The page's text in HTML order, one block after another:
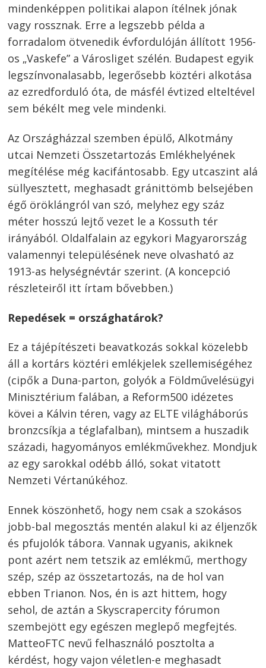
mindenképpen politikai alapon ítélnek jónak
vagy rossznak. Erre a legszebb példa a
forradalom ötvenedik évfordulóján állított 1956-
os „Vaskefe” a Városliget szélén. Budapest egyik
legszínvonalasabb, legerősebb köztéri alkotása
az ezredforduló óta, de másfél évtized elteltével
sem békélt meg vele mindenki.
Az Országházzal szemben épülő, Alkotmány
utcai Nemzeti Összetartozás Emlékhelyének
megítélése még kacifántosabb. Egy utcaszint alá
süllyesztett, meghasadt gránittömb belsejében
égő öröklángról van szó, melyhez egy száz
méter hosszú lejtő vezet le a Kossuth tér
irányából. Oldalfalain az egykori Magyarország
valamennyi településének neve olvasható az
1913-as helységnévtár szerint. (A koncepció
részleteiről itt írtam bővebben.)
Repedések = országhatárok?
Ez a tájépítészeti beavatkozás sokkal közelebb
áll a kortárs köztéri emlékjelek szellemiségéhez
(cipők a Duna-parton, golyók a Földművelésügyi
Minisztérium falában, a Reform500 idézetes
kövei a Kálvin téren, vagy az ELTE világháborús
bronzcsíkja a téglafalban), mintsem a huszadik
századi, hagyományos emlékművekhez. Mondjuk
az egy sarokkal odébb álló, sokat vitatott
Nemzeti Vértanúkéhoz.
Ennek köszönhető, hogy nem csak a szokásos
jobb-bal megosztás mentén alakul ki az éljenzők
és pfujolók tábora. Vannak ugyanis, akiknek
pont azért nem tetszik az emlékmű, merthogy
szép, szép az összetartozás, na de hol van
ebben Trianon. Nos, én is azt hittem, hogy
sehol, de aztán a Skyscrapercity fórumon
szembejött egy egészen meglepő megfejtés.
MatteoFTC nevű felhasználó posztolta a
kérdést, hogy vajon véletlen-e meghasadt